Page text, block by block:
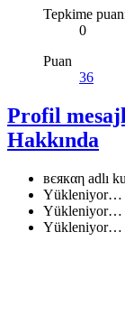
Tepkime
0
Puan
36
Profil
Hakkında
вєякαη adlı
Yükleniyor…
Yükleniyor…
Yükleniyor…